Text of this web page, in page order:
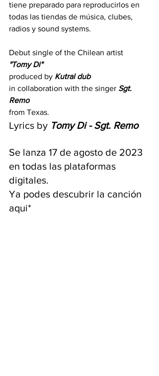
tiene preparado para reproducirlos en
todas las tiendas de música, clubes,
radios y sound systems.
Debut single of the Chilean artist
"Tomy Di"
produced by Kutral dub
in collaboration with the singer Sgt.
Remo
from Texas.
Lyrics by Tomy Di - Sgt. Remo
Se lanza 17 de agosto de 2023
en todas las plataformas
digitales.
Ya podes descubrir la canción
aqui*